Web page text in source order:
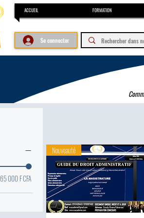
ACCUEIL FORMATION
Se connecter
65 000 F CFA
Nouveauté